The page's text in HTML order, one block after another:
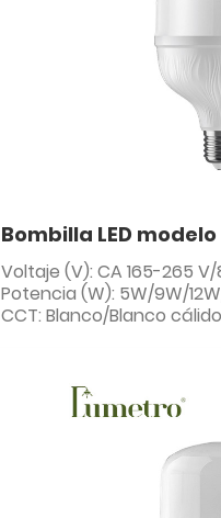
Bombilla LED
Voltaje (V): CA 165-265
Potencia (W): 5W/9W/
CCT: Blanco/Blanco cálido